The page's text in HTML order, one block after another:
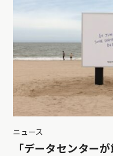
ニュース
「データセンター